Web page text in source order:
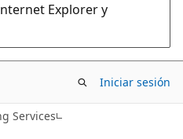
Explorer y
Iniciar sesión
Services